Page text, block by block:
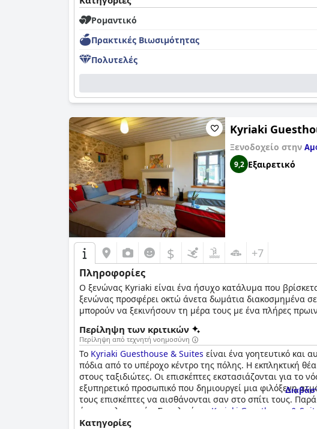
Ρομαντικό
Πρακτικές Bιωσιμότητας
Πολυτελές
Kyriaki
Ξενοδοχείο στην
9,2 Εξαιρετικό
$ +7
Πληροφορίες
Ο ξενώνας Kyriaki είναι ένα ήσυχο κατάλυμα που
ξενώνας προσφέρει οκτώ άνετα δωμάτια διακοσμημένα
μπορούν να ξεκινήσουν τη μέρα τους με ένα πλήρες
Αμφίκλεια βρίσκεται στο κέντρο της Στερεάς Ελλάδας,
εύφορη πεδιάδα του Φθιωτικού Κηφισού και στα γύρω
Περίληψη των κριτικών
Περίληψη από τεχνητή νοημοσύνη
Το Kyriaki Guesthouse & Suites είναι ένα γοητευτικό και
πόδια από το υπέροχο κέντρο της πόλης. Η εκπληκτική
στους ταξιδιώτες. Οι επισκέπτες εκστασιάζονται για το
εξυπηρετικό προσωπικό που δημιουργεί μια φιλόξενη
τους επισκέπτες να αισθάνονται σαν στο σπίτι τους.
όποια ταλαιπωρία. Συνολικά, το Kyriaki Guesthouse &
Κατηγορίες